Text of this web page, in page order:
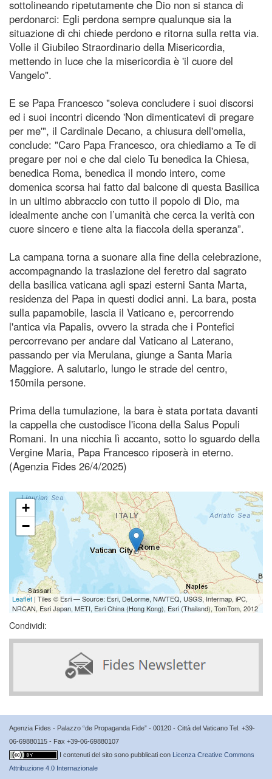
sottolineando ripetutamente che Dio non si stanca di
perdonarci: Egli perdona sempre qualunque sia la
situazione di chi chiede perdono e ritorna sulla retta via.
Volle il Giubileo Straordinario della Misericordia,
mettendo in luce che la misericordia è 'il cuore del
Vangelo".
E se Papa Francesco "soleva concludere i suoi discorsi
ed i suoi incontri dicendo 'Non dimenticatevi di pregare
per me'", il Cardinale Decano, a chiusura dell'omelia,
conclude: "Caro Papa Francesco, ora chiediamo a Te di
pregare per noi e che dal cielo Tu benedica la Chiesa,
benedica Roma, benedica il mondo intero, come
domenica scorsa hai fatto dal balcone di questa Basilica
in un ultimo abbraccio con tutto il popolo di Dio, ma
idealmente anche con l’umanità che cerca la verità con
cuore sincero e tiene alta la fiaccola della speranza”.
La campana torna a suonare alla fine della celebrazione,
accompagnando la traslazione del feretro dal sagrato
della basilica vaticana agli spazi esterni Santa Marta,
residenza del Papa in questi dodici anni. La bara, posta
sulla papamobile, lascia il Vaticano e, percorrendo
l'antica via Papalis, ovvero la strada che i Pontefici
percorrevano per andare dal Vaticano al Laterano,
passando per via Merulana, giunge a Santa Maria
Maggiore. A salutarlo, lungo le strade del centro,
150mila persone.
Prima della tumulazione, la bara è stata portata davanti
la cappella che custodisce l'icona della Salus Populi
Romani. In una nicchia lì accanto, sotto lo sguardo della
Vergine Maria, Papa Francesco riposerà in eterno.
(Agenzia Fides 26/4/2025)
+
−
Leaflet | Tiles © Esri — Source: Esri, DeLorme, NAVTEQ, USGS, Intermap, iPC,
NRCAN, Esri Japan, METI, Esri China (Hong Kong), Esri (Thailand), TomTom, 2012
Condividi:
Agenzia Fides - Palazzo “de Propaganda Fide” - 00120 - Città del Vaticano Tel. +39-
06-69880115 - Fax +39-06-69880107
I contenuti del sito sono pubblicati con Licenza Creative Commons
Attribuzione 4.0 Internazionale